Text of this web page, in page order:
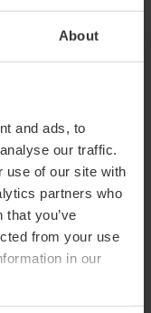
About
and ads, to
our traffic.
use of our site with
partners who
you’ve
from your use
in our